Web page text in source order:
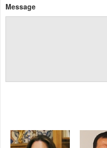
Message